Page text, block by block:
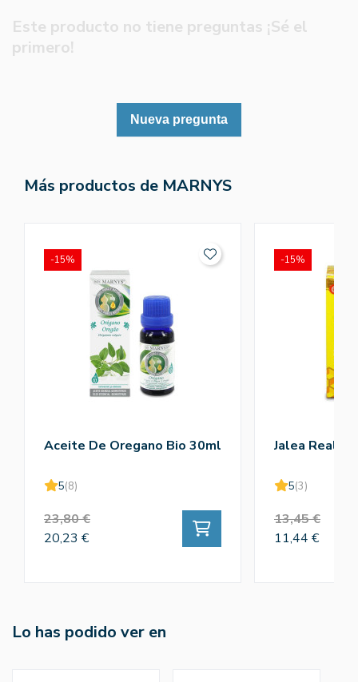
Este producto no tiene preguntas ¡Sé el
primero!
Nueva pregunta
Más productos de MARNYS
Aceite De Oregano Bio 30ml
5(8)
23,80 €
20,23 €
-15%
Jalea Real
5(3)
13,45 €
11,44 €
-15%
Lo has podido ver en